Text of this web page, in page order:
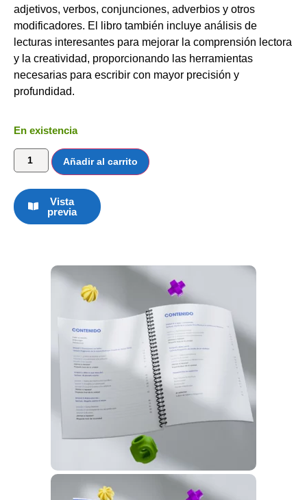
adjetivos, verbos, conjunciones, adverbios y otros
modificadores. El libro también incluye análisis de
lecturas interesantes para mejorar la comprensión lectora
y la creatividad, proporcionando las herramientas
necesarias para escribir con mayor precisión y
profundidad.
En existencia
Añadir al carrito
Vista
previa